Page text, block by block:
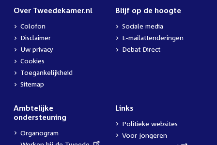
Over Tweedekamer.nl
Colofon
Disclaimer
Uw privacy
Cookies
Toegankelijkheid
Sitemap
Blijf op de hoogte
Sociale media
E-mailattenderingen
Debat Direct
Ambtelijke
ondersteuning
Organogram
Links
Politieke websites
Voor jongeren